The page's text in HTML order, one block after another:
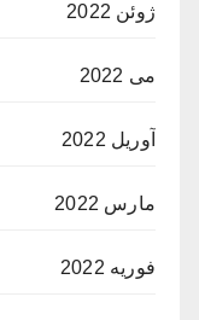
ژوئن 2022
می 2022
آوریل 2022
مارس 2022
فوریه 2022